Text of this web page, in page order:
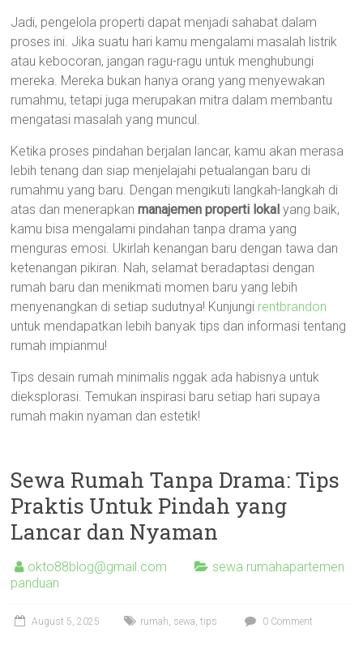
Jadi, pengelola properti dapat menjadi sahabat dalam
proses ini. Jika suatu hari kamu mengalami masalah listrik
atau kebocoran, jangan ragu-ragu untuk menghubungi
mereka. Mereka bukan hanya orang yang menyewakan
rumahmu, tetapi juga merupakan mitra dalam membantu
mengatasi masalah yang muncul.
Ketika proses pindahan berjalan lancar, kamu akan merasa
lebih tenang dan siap menjelajahi petualangan baru di
rumahmu yang baru. Dengan mengikuti langkah-langkah di
atas dan menerapkanmanajemen properti lokal yang baik,
kamu bisa mengalami pindahan tanpa drama yang
menguras emosi. Ukirlah kenangan baru dengan tawa dan
ketenangan pikiran. Nah, selamat beradaptasi dengan
rumah baru dan menikmati momen baru yang lebih
menyenangkan di setiap sudutnya! Kunjungi rentbrandon
untuk mendapatkan lebih banyak tips dan informasi tentang
rumah impianmu!
Tips desain rumah minimalis nggak ada habisnya untuk
dieksplorasi. Temukan inspirasi baru setiap hari supaya
rumah makin nyaman dan estetik!
Sewa Rumah Tanpa Drama: Tips
Praktis Untuk Pindah yang
Lancar dan Nyaman
okto88blog@gmail.com
sewa rumahapartemen
panduan
August 5, 2025 rumah, sewa,tips 0 Comment